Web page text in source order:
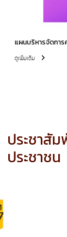
แผนบริหารจัดกา
ดูเพิ่มเติม
ประชาสั
ประชาชน